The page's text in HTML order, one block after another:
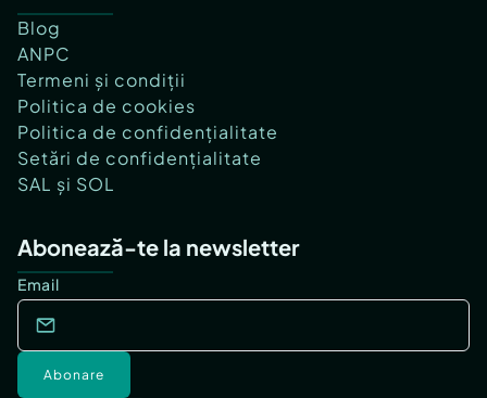
Blog
ANPC
Termeni și condiții
Politica de cookies
Politica de confidențialitate
Setări de confidențialitate
SAL și SOL
Abonează-te la newsletter
Email
Abonare